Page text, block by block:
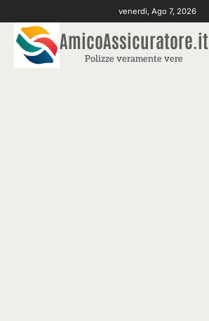
to
content
venerdì, Ago 7, 2026
AmicoAssicuratore.it
Polizze veramente vere